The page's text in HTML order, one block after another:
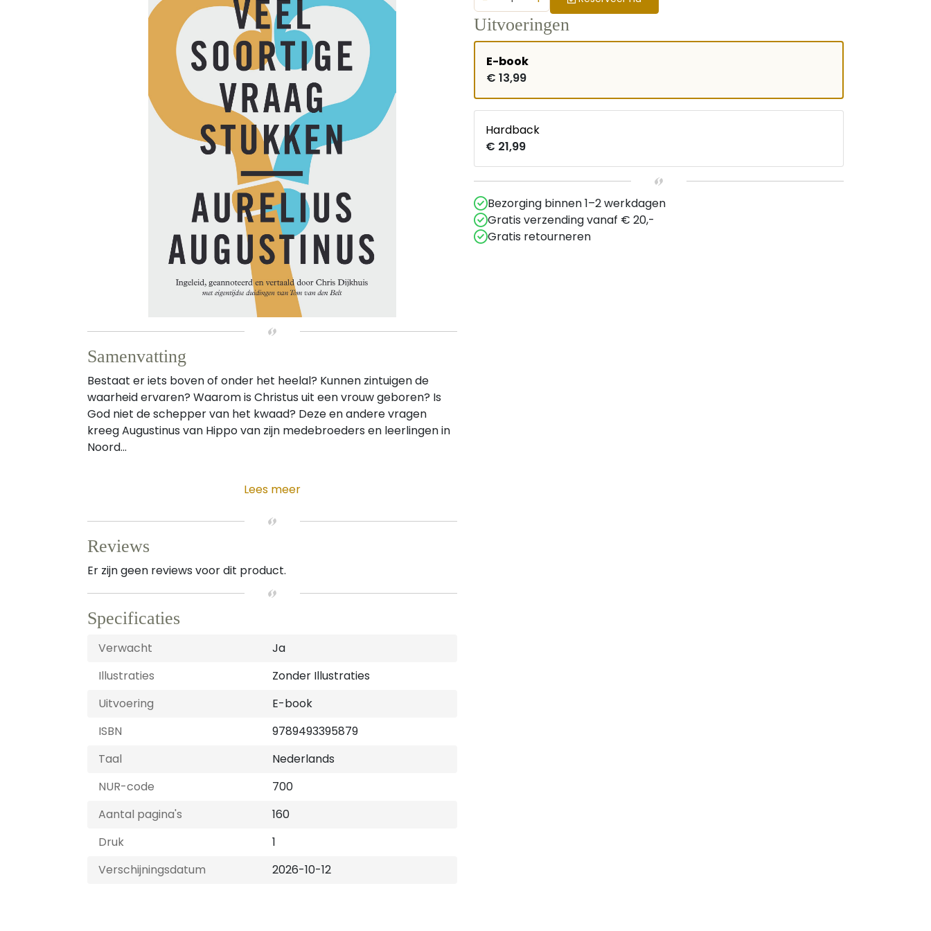
Samenvatting
Bestaat er iets boven of onder het heelal? Kunnen zintuigen de
waarheid ervaren? Waarom is Christus uit een vrouw geboren? Is
God niet de schepper van het kwaad? Deze en andere vragen
kreeg Augustinus van Hippo van zijn medebroeders en leerlingen in
Noord...
Lees meer
Reviews
Er zijn geen reviews voor dit product.
Specificaties
Verwacht
Ja
Illustraties
Zonder Illustraties
Uitvoering
E-book
ISBN
9789493395879
Taal
Nederlands
NUR-code
700
Aantal pagina's
160
Druk
1
Verschijningsdatum
2026-10-12
Uitvoeringen
E-book
€ 13,99
Hardback
€ 21,99
Bezorging binnen 1–2 werkdagen
Gratis verzending vanaf € 20,-
Gratis retourneren